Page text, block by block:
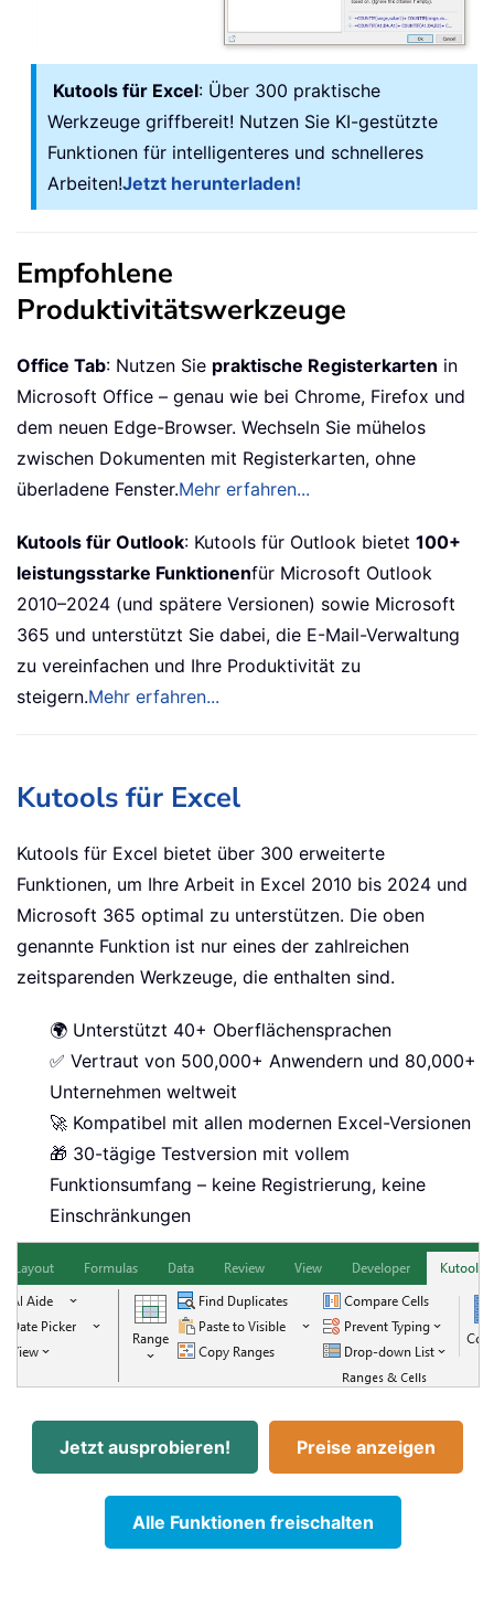
Kutools für Excel: Über 300 praktische
Werkzeuge griffbereit! Nutzen Sie KI-gestützte
Funktionen für intelligenteres und schnelleres
Arbeiten!Jetzt herunterladen!
Empfohlene
Produktivitätswerkzeuge
Office Tab: Nutzen Sie praktische Registerkarten in
Microsoft Office – genau wie bei Chrome, Firefox und
dem neuen Edge-Browser. Wechseln Sie mühelos
zwischen Dokumenten mit Registerkarten, ohne
überladene Fenster.Mehr erfahren...
Kutools für Outlook: Kutools für Outlook bietet 100+
leistungsstarke Funktionenfür Microsoft Outlook
2010–2024 (und spätere Versionen) sowie Microsoft
365 und unterstützt Sie dabei, die E-Mail-Verwaltung
zu vereinfachen und Ihre Produktivität zu
steigern.Mehr erfahren...
Kutools für Excel
Kutools für Excel bietet über 300 erweiterte
Funktionen, um Ihre Arbeit in Excel 2010 bis 2024 und
Microsoft 365 optimal zu unterstützen. Die oben
genannte Funktion ist nur eines der zahlreichen
zeitsparenden Werkzeuge, die enthalten sind.
🌍 Unterstützt 40+ Oberflächensprachen
✅ Vertraut von 500,000+ Anwendern und 80,000+
Unternehmen weltweit
🚀 Kompatibel mit allen modernen Excel-Versionen
🎁 30-tägige Testversion mit vollem
Funktionsumfang – keine Registrierung, keine
Einschränkungen
Jetzt ausprobieren! Preise anzeigen
Alle Funktionen freischalten